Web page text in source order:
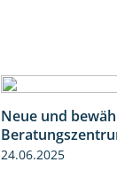
Neue und
24.06.2025